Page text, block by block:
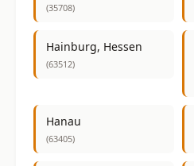
(35708)
Hainburg, Hessen
(63512)
Hanau
(63405)